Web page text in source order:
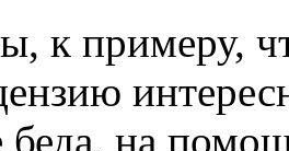
к примеру,
беда, на